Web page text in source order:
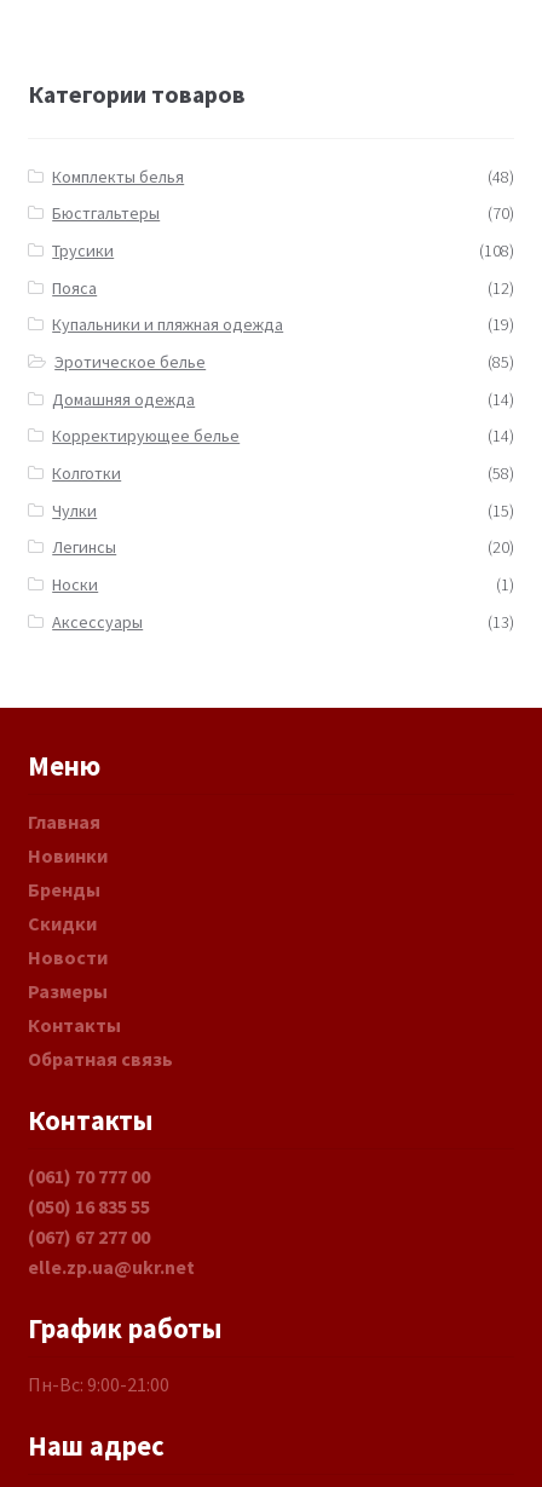
Категории товаров
Комплекты белья
(48)
Бюстгальтеры
(70)
Трусики
(108)
Пояса
(12)
Купальники и пляжная одежда
(19)
Эротическое белье
(85)
Домашняя одежда
(14)
Корректирующее белье
(14)
Колготки
(58)
Чулки
(15)
Легинсы
(20)
Носки
(1)
Аксессуары
(13)
Меню
Главная
Новинки
Бренды
Скидки
Новости
Размеры
Контакты
Обратная связь
Контакты
(061) 70 777 00
(050) 16 835 55
(067) 67 277 00
elle.zp.ua@ukr.net
График работы
Пн-Вс: 9:00-21:00
Наш адрес